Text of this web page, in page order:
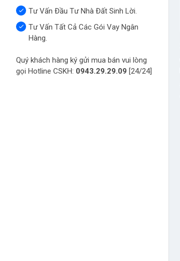
Tư Vấn Đầu Tư Nhà Đất Sinh Lời.
Tư Vấn Tất Cả Các Gói Vay Ngân
Hàng.
Quý khách hàng ký gửi mua bán vui lòng
gọi Hotline CSKH: 0943.29.29.09 [24/24]